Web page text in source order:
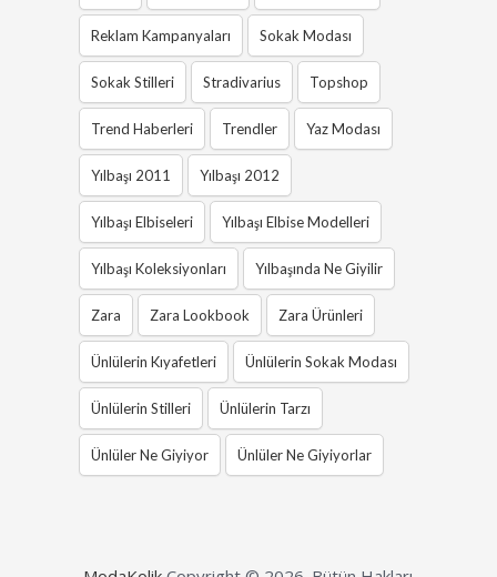
Reklam Kampanyaları Sokak Modası
Sokak Stilleri Stradivarius Topshop
Trend Haberleri Trendler Yaz Modası
Yılbaşı 2011 Yılbaşı 2012
Yılbaşı Elbiseleri Yılbaşı Elbise Modelleri
Yılbaşı Koleksiyonları Yılbaşında Ne Giyilir
Zara Zara Lookbook Zara Ürünleri
Ünlülerin Kıyafetleri Ünlülerin Sokak Modası
Ünlülerin Stilleri Ünlülerin Tarzı
Ünlüler Ne Giyiyor Ünlüler Ne Giyiyorlar